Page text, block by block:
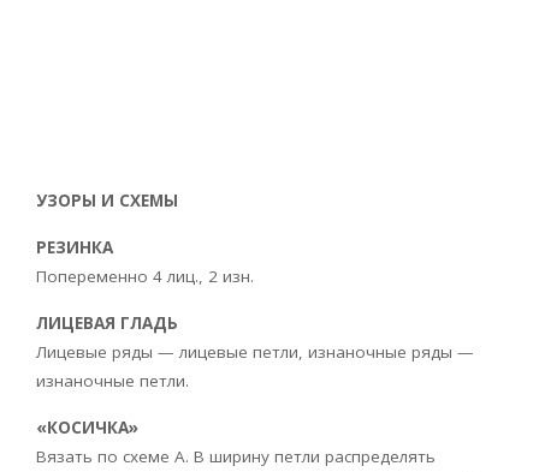
УЗОРЫ И СХЕМЫ
РЕЗИНКА
Попеременно 4 лиц., 2 изн.
ЛИЦЕВАЯ ГЛАДЬ
Лицевые ряды — лицевые петли, изнаночные ряды —
изнаночные петли.
«КОСИЧКА»
Вязать по схеме А. В ширину петли распределять